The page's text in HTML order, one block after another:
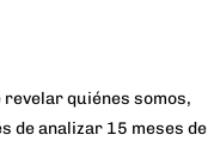
quiénes somos,
de analizar 15 meses de